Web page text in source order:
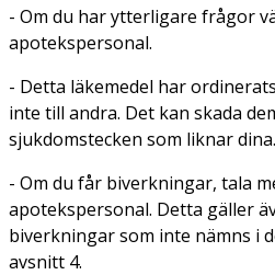
- Om du har ytterligare frågor
apotekspersonal.
- Detta läkemedel har
inte till andra. Det kan skada
sjukdomstecken som liknar dina.
- Om du får biverkningar, tala
apotekspersonal. Detta gäller
biverkningar som inte nämns i
avsnitt 4.